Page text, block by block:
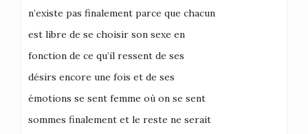
n’existe pas finalement parce que chacun
est libre de se choisir son sexe en
fonction de ce qu’il ressent de ses
désirs encore une fois et de ses
émotions se sent femme où on se sent
sommes finalement et le reste ne serait